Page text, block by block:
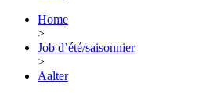
Home
>
Job d’été/saisonnier
>
Aalter